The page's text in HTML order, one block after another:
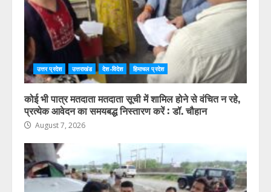
उत्तर प्रदेश उत्तराखंड देश-विदेश हिमाचल प्रदेश
कोई भी पात्र मतदाता मतदाता सूची में शामिल होने से वंचित न रहे,
प्रत्येक आवेदन का समयबद्ध निस्तारण करें : डॉ. चौहान
August 7, 2026